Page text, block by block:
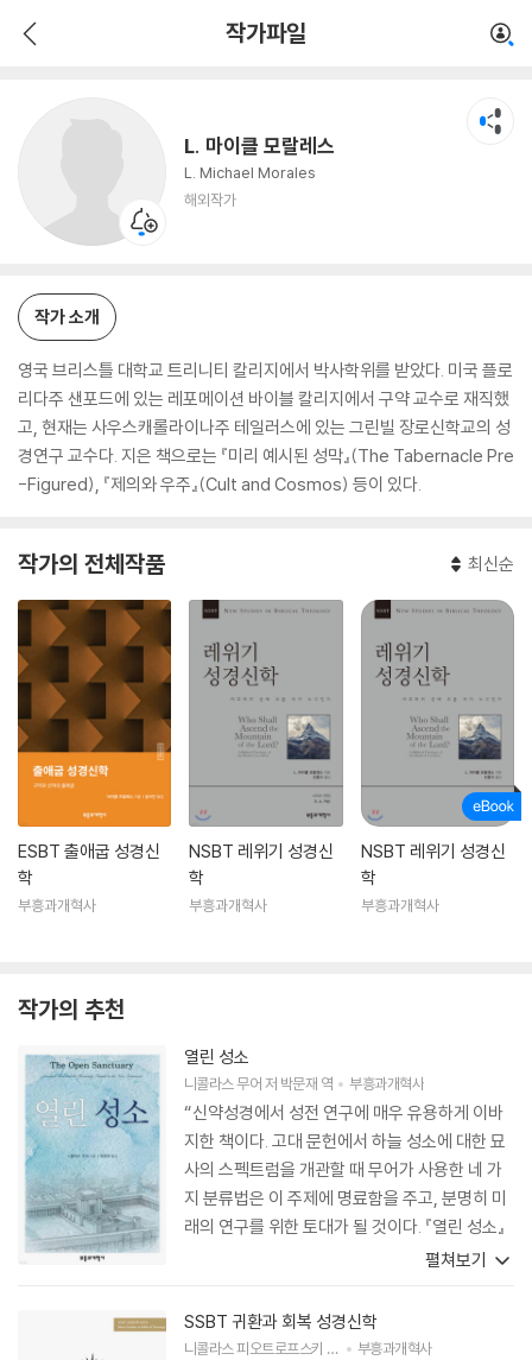
작가파일
L. 마이클 모랄레스
L. Michael Morales
해외작가
작가 소개
영국 브리스틀 대학교 트리니티 칼리지에서 박사학위를 받았다. 미국 플로
리다주 샌포드에 있는 레포메이션 바이블 칼리지에서 구약 교수로 재직했
고, 현재는 사우스캐롤라이나주 테일러스에 있는 그린빌 장로신학교의 성
경연구 교수다. 지은 책으로는 『미리 예시된 성막』(The Tabernacle Pre
-Figured), 『제의와 우주』(Cult and Cosmos) 등이 있다.
작가의 전체작품 최신순
ESBT 출애굽 성경신
학
부흥과개혁사
NSBT 레위기 성경신
학
부흥과개혁사
NSBT 레위기 성경신
학
부흥과개혁사
작가의 추천
열린 성소
니콜라스 무어저 박문재 역 부흥과개혁사
“신약성경에서 성전 연구에 매우 유용하게 이바
지한 책이다. 고대 문헌에서 하늘 성소에 대한 묘
사의 스펙트럼을 개관할 때 무어가 사용한 네 가
지 분류법은 이 주제에 명료함을 주고, 분명히 미
래의 연구를 위한 토대가 될 것이다. 『열린 성소』
는 많은 독자에게 주 예수 그리스도의 인격과 사
대한 신약성경의 선포에 대해 새로운 전망을 열어
줄 것이다.”
펼쳐보기
SSBT 귀환과 회복 성경신학
니콜라스 피오트로프스키 김희정역
부흥과개혁사